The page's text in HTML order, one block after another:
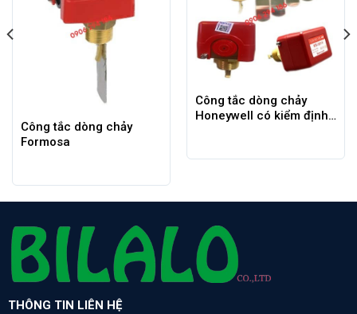
Công tắc dòng chảy
Formosa
Công tắc dòng chảy
Honeywell có kiểm định
THÔNG TIN LIÊN HỆ